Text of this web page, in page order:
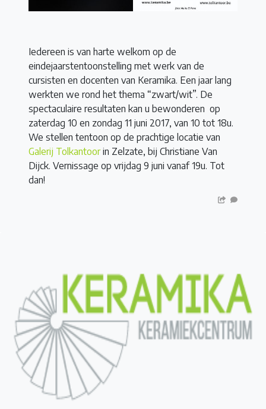
Iedereen is van harte welkom op de
eindejaarstentoonstelling met werk van de
cursisten en docenten van Keramika. Een jaar lang
werkten we rond het thema “zwart/wit”. De
spectaculaire resultaten kan u bewonderen op
zaterdag 10 en zondag 11 juni 2017, van 10 tot 18u.
We stellen tentoon op de prachtige locatie van
Galerij Tolkantoorin Zelzate, bij Christiane Van
Dijck. Vernissage op vrijdag 9 juni vanaf 19u. Tot
dan!